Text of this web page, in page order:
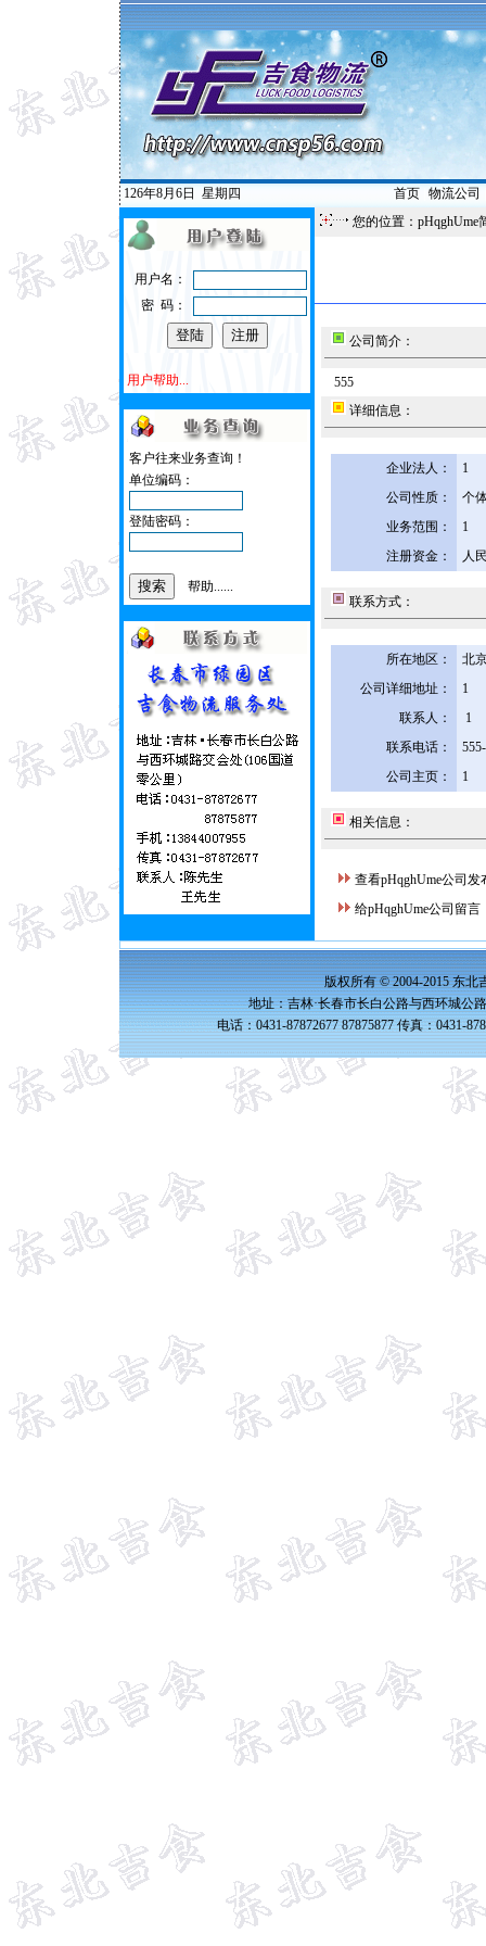
126年8月6日 星期四 首页| 物流公司
用户名：
密 码：
用户帮助...
客户往来业务查询！
单位编码：
登陆密码：
帮助......
您的位置：pHqghUme
公司简介：
555
详细信息：
企业法人：
1
公司性质：
个
业务范围：
1
注册资金：
人
联系方式：
所在地区：
北
公司详细地址：
1
联系人：
1
联系电话：
公司主页：
1
相关信息：
查看pHqghUme公司发
给pHqghUme公司留言
版权所有 © 2004-2015 东北
地址：吉林·长春市长白公路与西环城公
电话：0431-87872677 87875877 传真：0431-